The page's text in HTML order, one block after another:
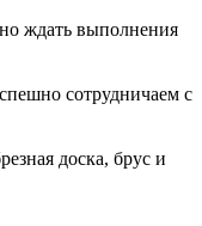
ждать выполнения
сотрудничаем с
доска, брус и